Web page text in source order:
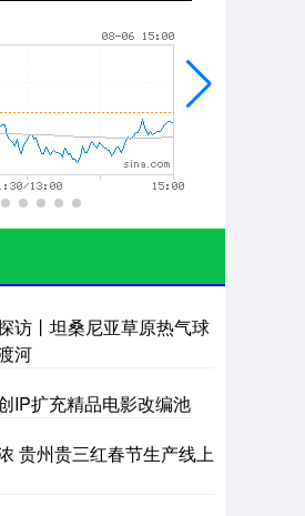
访丨坦桑尼亚草原热气球
河
IP扩充精品电影改编池
贵州贵三红春节生产线上